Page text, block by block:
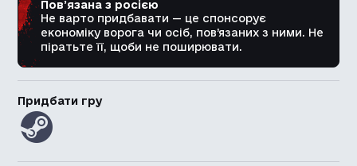
Пов’язана з росією
Не варто придбавати — це спонсорує
економіку ворога чи осіб, пов’язаних з ними. Не
піратьте її, щоби не поширювати.
Придбати гру